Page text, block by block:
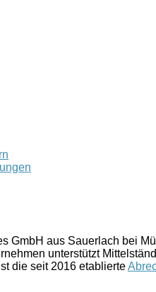
GmbH aus Sauerlach bei
unterstützt
die seit 2016 etablierte